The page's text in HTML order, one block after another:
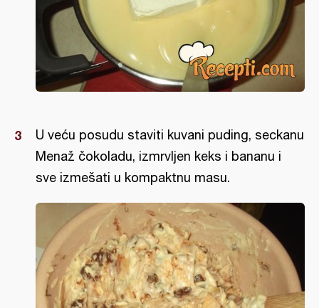
U veću posudu staviti kuvani puding, seckanu
Menaž čokoladu, izmrvljen keks i bananu i
sve izmešati u kompaktnu masu.